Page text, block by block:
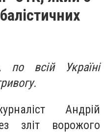
по всій Україні
Андрій
зліт ворожого